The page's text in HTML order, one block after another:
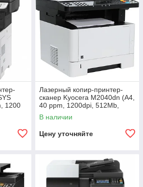
МФУ Kyoceraв Алматы, компания
широкий выбор моделей,
офисов, так и для крупных
1200
Лазерный копир-принтер-
сканер Kyocera M2040dn (А4,
40 ppm, 1200dpi, 512Mb,
USB, Network, автоподатчик,
тонер)
В наличии
Цену уточняйте